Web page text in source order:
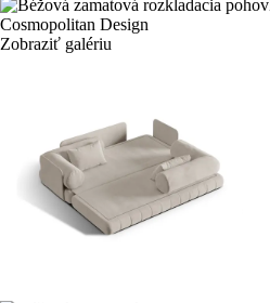
Zobraziť galériu